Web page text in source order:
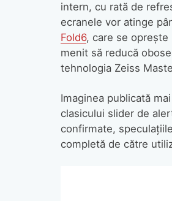
intern, cu rată de
ecranele vor atinge
Fold6, care se oprește
menit să reducă
tehnologia Zeiss
Imaginea publicată
clasicului slider de
confirmate,
completă de către